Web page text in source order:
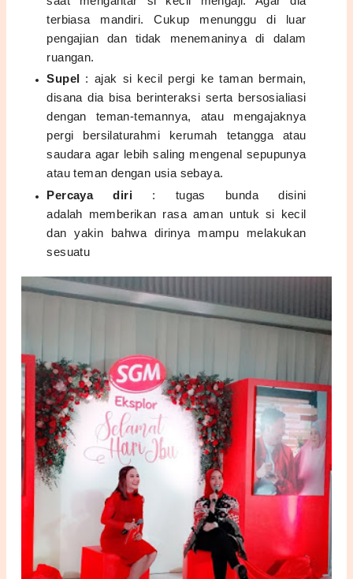
terbiasa mandiri. Cukup menunggu di luar
pengajian dan tidak menemaninya di dalam
ruangan.
Supel : ajak si kecil pergi ketaman bermain,
disana dia bisa berinteraksi serta bersosialiasi
dengan teman-temannya, atau mengajaknya
pergi bersilaturahmi kerumah tetangga atau
saudara agar lebih saling mengenal sepupunya
atau teman dengan usia sebaya.
Percaya diri: tugas bunda disini
adalah memberikan rasa aman untuk si kecil
danyakin bahwa dirinya mampu melakukan
sesuatu